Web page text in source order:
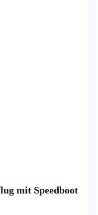
mit Speedboot